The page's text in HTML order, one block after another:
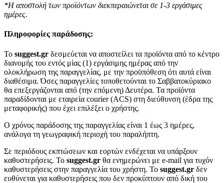
*Η αποστολή των προϊόντων διεκπεραιώνεται σε 1-3 εργάσιμες
ημέρες.
Πληροφορίες παράδοσης:
To suggest.gr δεσμεύεται να αποστείλει τα προϊόντα από το κέντρο
διανομής του εντός μίας (1) εργάσιμης ημέρας από την
ολοκλήρωση της παραγγελίας, με την προϋπόθεση ότι αυτά είναι
διαθέσιμα. Όσες παραγγελίες τοποθετούνται το Σαββατοκύριακο
θα επεξεργάζονται από (την επόμενη) Δευτέρα. Τα προϊόντα
παραδίδονται με εταιρεία courier (ACS) στη διεύθυνση (έδρα της
μεταφορικής) που έχει επιλέξει ο χρήστης.
Ο χρόνος παράδοσης της παραγγελίας είναι 1 έως 3 ημέρες,
ανάλογα τη γεωγραφική περιοχή του παραλήπτη.
Σε περιόδους εκπτώσεων και εορτών ενδέχεται να υπάρξουν
καθυστερήσεις. Το suggest.gr θα ενημερώνει με e-mail για τυχόν
καθυστερήσεις στην παραγγελία του χρήστη. Το suggest.gr δεν
ευθύνεται για καθυστερήσεις που δεν προκύπτουν από δική του